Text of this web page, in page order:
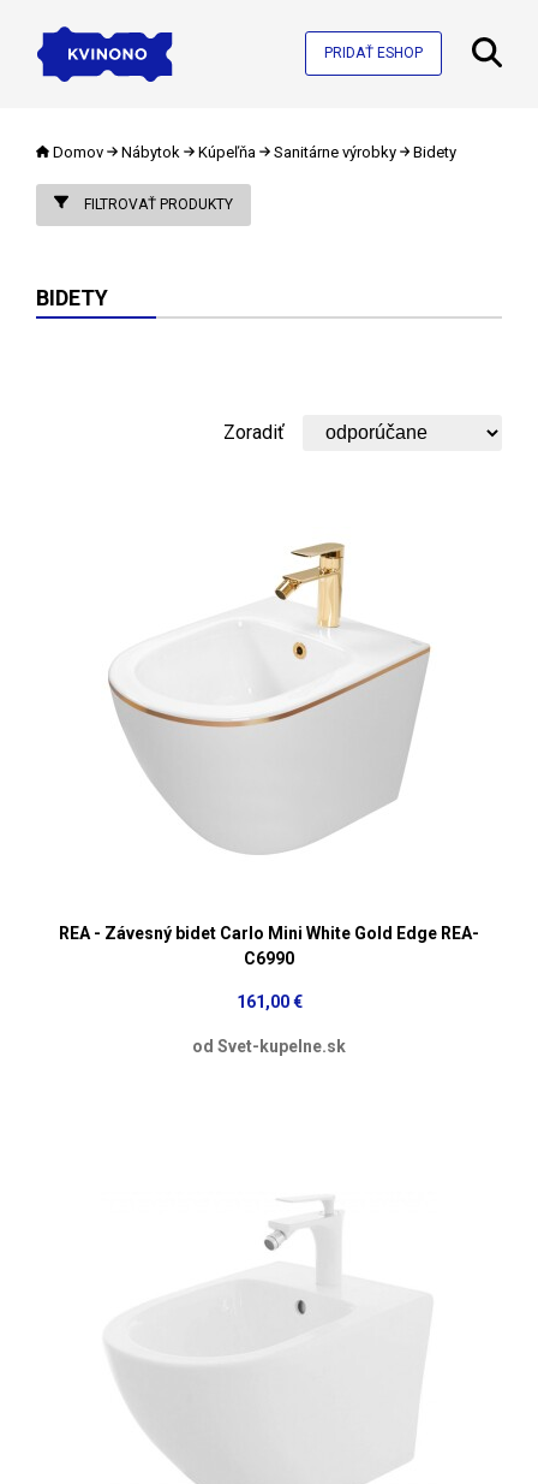
PRIDAŤ ESHOP
Domov Nábytok Kúpeľňa Sanitárne výrobky Bidety
FILTROVAŤ PRODUKTY
BIDETY
Zoradiť
REA - Závesný bidet Carlo Mini White Gold Edge REA-
C6990
161,00 €
od Svet-kupelne.sk